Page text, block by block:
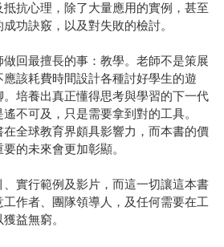
抗心理，除了大量應用的實例，甚至
功訣竅，以及對失敗的檢討。
回最擅長的事：教學。老師不是策展
該耗費時間設計各種討好學生的遊
培養出真正懂得思考與學習的下一代
不可及，只是需要拿到對的工具。
在全球教育界頗具影響力，而本書的價
的未來會更加彰顯。
實行範例及影片，而這一切讓這本書
作者、團隊領導人，及任何需要在工
益無窮。